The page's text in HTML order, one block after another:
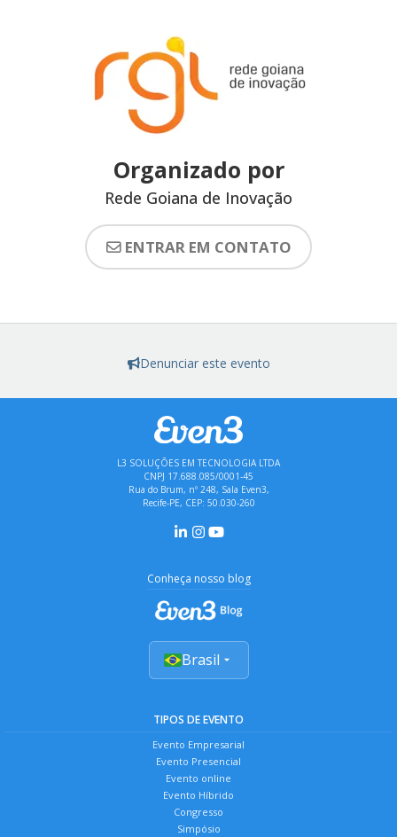
Organizado por
Rede Goiana de Inovação
ENTRAR EM CONTATO
Denunciar este evento
L3 SOLUÇÕES EM TECNOLOGIA LTDA
CNPJ 17.688.085/0001-45
Rua do Brum, nº 248, Sala Even3,
Recife-PE, CEP: 50.030-260
Conheça nosso blog
Brasil
TIPOS DE EVENTO
Evento Empresarial
Evento Presencial
Evento online
Evento Híbrido
Congresso
Simpósio